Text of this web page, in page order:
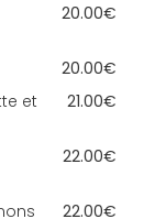
20.00€
20.00€
et
21.00€
22.00€
22.00€